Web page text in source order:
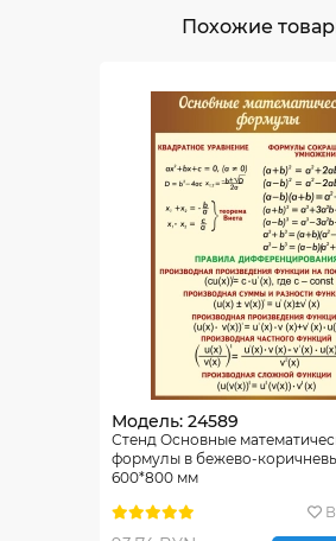
Похожие
Модель: 24589
Стенд Основные
формулы в бежево-
600*800 мм